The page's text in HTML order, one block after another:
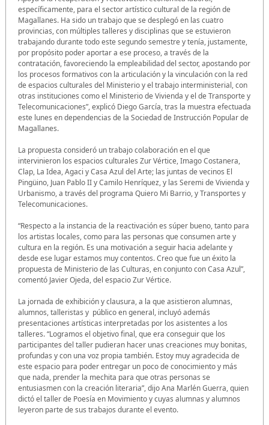
específicamente, para el sector artístico cultural de la región de
Magallanes. Ha sido un trabajo que se desplegó en las cuatro
provincias, con múltiples talleres y disciplinas que se estuvieron
trabajando durante todo este segundo semestre y tenía, justamente,
por propósito poder aportar a ese proceso, a través de la
contratación, favoreciendo la empleabilidad del sector, apostando por
los procesos formativos con la articulación y la vinculación con la red
de espacios culturales del Ministerio y el trabajo interministerial, con
otras instituciones como el Ministerio de Vivienda y el de Transporte y
Telecomunicaciones”, explicó Diego García, tras la muestra efectuada
este lunes en dependencias de la Sociedad de Instrucción Popular de
Magallanes.
La propuesta consideró un trabajo colaboración en el que
intervinieron los espacios culturales Zur Vértice, Imago Costanera,
Clap, La Idea, Agaci y Casa Azul del Arte; las juntas de vecinos El
Pingüino, Juan Pablo II y Camilo Henríquez, y las Seremi de Vivienda y
Urbanismo, a través del programa Quiero Mi Barrio, y Transportes y
Telecomunicaciones.
“Respecto a la instancia de la reactivación es súper bueno, tanto para
los artistas locales, como para las personas que consumen arte y
cultura en la región. Es una motivación a seguir hacia adelante y
desde ese lugar estamos muy contentos. Creo que fue un éxito la
propuesta de Ministerio de las Culturas, en conjunto con Casa Azul”,
comentó Javier Ojeda, del espacio Zur Vértice.
La jornada de exhibición y clausura, a la que asistieron alumnas,
alumnos, talleristas y público en general, incluyó además
presentaciones artísticas interpretadas por los asistentes a los
talleres. “Logramos el objetivo final, que era conseguir que los
participantes del taller pudieran hacer unas creaciones muy bonitas,
profundas y con una voz propia también. Estoy muy agradecida de
este espacio para poder entregar un poco de conocimiento y más
que nada, prender la mechita para que otras personas se
entusiasmen con la creación literaria”, dijo Ana Marlén Guerra, quien
dictó el taller de Poesía en Movimiento y cuyas alumnas y alumnos
leyeron parte de sus trabajos durante el evento.